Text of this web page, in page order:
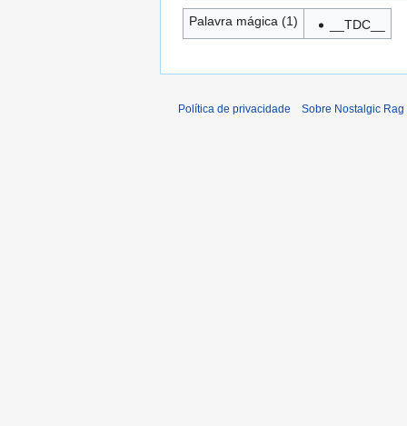
Palavra mágica (1) __TDC__
Política de privacidade Sobre Nostalgic Rag